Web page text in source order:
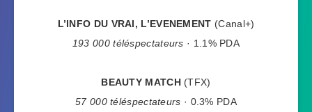
L’INFO DU VRAI, L’EVENEMENT (Canal+)
193 000 téléspectateurs · 1.1% PDA
BEAUTY MATCH(TFX)
57 000 téléspectateurs · 0.3% PDA